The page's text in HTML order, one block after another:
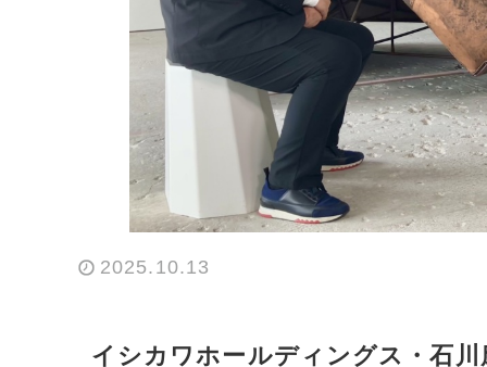
2025.10.13
イシカワホールディングス・石